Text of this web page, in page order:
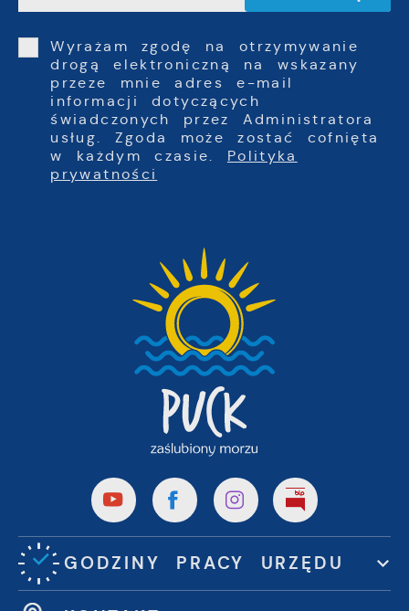
Wyrażam zgodę na otrzymywanie
drogą elektroniczną na wskazany
przeze mnie adres e-mail
informacji dotyczących
świadczonych przez Administratora
usług. Zgoda może zostać cofnięta
w każdym czasie. Polityka
prywatności
GODZINY PRACY URZĘDU